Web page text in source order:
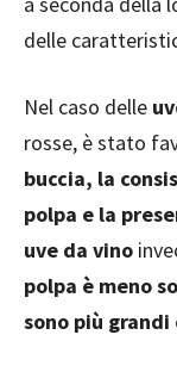
delle
Nel caso delle
rosse, è stato
buccia, la
polpa e la
uve da vino
polpa è meno
sono più grandi